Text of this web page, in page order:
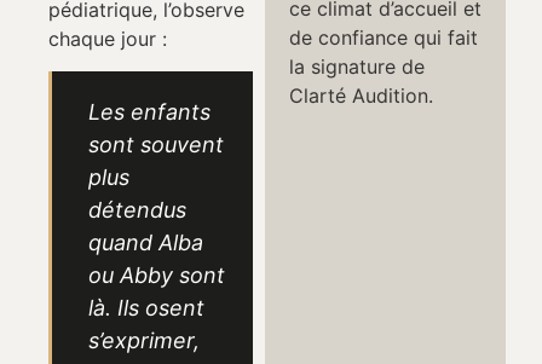
pédiatrique, l’observe
chaque jour :
Les enfants
sont souvent
plus
détendus
quand Alba
ou Abby sont
là. Ils osent
s’exprimer,
ce climat d’accueil et
de confiance qui fait
la signature de
Clarté Audition.